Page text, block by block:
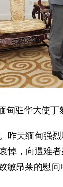
驻华大使
昨天缅甸强
悼，向遇难
敏昂莱的慰问